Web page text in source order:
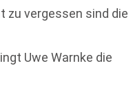
zu vergessen sind die
Uwe Warnke die